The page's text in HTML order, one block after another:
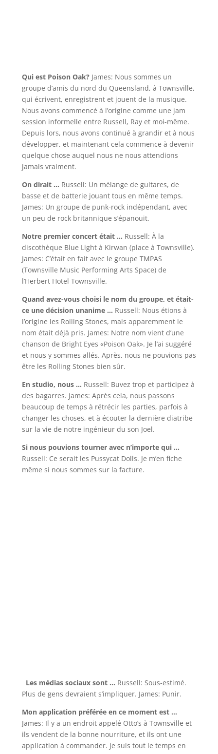
Qui est Poison Oak?James: Nous sommes un
groupe d’amis du nord du Queensland, à Townsville,
qui écrivent, enregistrent et jouent de la musique.
Nous avons commencé à l’origine comme une jam
session informelle entre Russell, Ray et moi-même.
Depuis lors, nous avons continué à grandir et à nous
développer, et maintenant cela commence à devenir
quelque chose auquel nous ne nous attendions
jamais vraiment.
On dirait … Russell: Un mélange de guitares, de
basse et de batterie jouant tous en même temps.
James: Un groupe de punk-rock indépendant, avec
un peu de rock britannique s’épanouit.
Notre premier concert était … Russell: À la
discothèque Blue Light à Kirwan (place à Townsville).
James: C’était en fait avec le groupe TMPAS
(Townsville Music Performing Arts Space) de
l’Herbert Hotel Townsville.
Quand avez-vous choisi le nom du groupe, et était-
ce une décision unanime … Russell: Nous étions à
l’origine les Rolling Stones, mais apparemment le
nom était déjà pris. James: Notre nom vient d’une
chanson de Bright Eyes «Poison Oak». Je l’ai suggéré
et nous y sommes allés. Après, nous ne pouvions pas
être les Rolling Stones bien sûr.
En studio, nous … Russell: Buvez trop et participez à
des bagarres. James: Après cela, nous passons
beaucoup de temps à rétrécir les parties, parfois à
changer les choses, et à écouter la dernière diatribe
sur la vie de notre ingénieur du son Joel.
Si nous pouvions tourner avec n’importe qui …
Russell: Ce serait les Pussycat Dolls. Je m’en fiche
même si nous sommes sur la facture.
Les médias sociaux sont … Russell: Sous-estimé.
Plus de gens devraient s’impliquer. James: Punir.
Mon application préférée en ce moment est …
James: Il y a un endroit appelé Otto’s à Townsville et
ils vendent de la bonne nourriture, et ils ont une
application à commander. Je suis tout le temps en